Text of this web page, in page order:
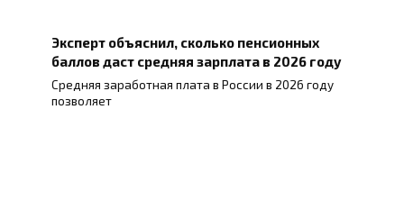
Эксперт объяснил, сколько пенсионных
баллов даст средняя зарплата в 2026 году
Средняя заработная плата в России в 2026 году
позволяет